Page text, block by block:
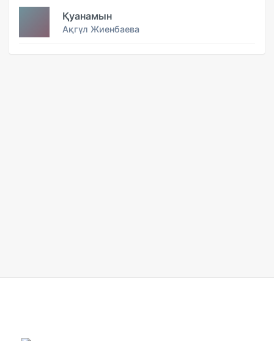
Қуанамын
Ақгүл Жиенбаева